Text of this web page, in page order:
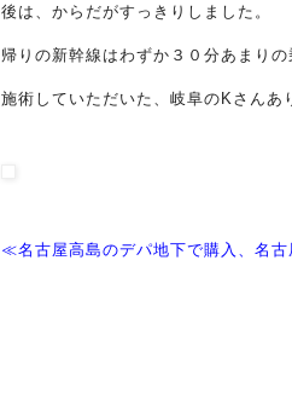
後は、からだがすっきりしました。
帰りの新幹線はわずか３０分あまり
施術していただいた、岐阜のKさんあ
≪名古屋高島のデパ地下で購入、名